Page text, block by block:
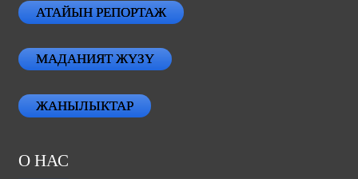
АТАЙЫН РЕПОРТАЖ
МАДАНИЯТ ЖҮЗҮ
ЖАНЫЛЫКТАР
О НАС